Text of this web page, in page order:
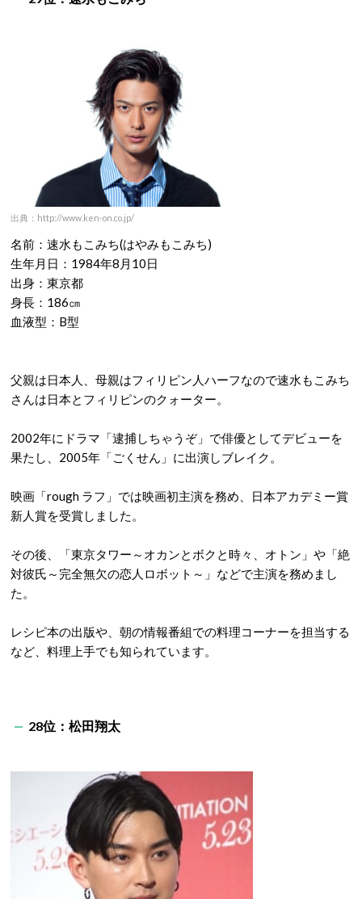
出典：http://www.ken-on.co.jp/
名前：速水もこみち(はやみもこみち)
生年月日：1984年8月10日
出身：東京都
身長：186㎝
血液型：B型
父親は日本人、母親はフィリピン人ハーフなので速水もこみち
さんは日本とフィリピンのクォーター。
2002年にドラマ「逮捕しちゃうぞ」で俳優としてデビューを
果たし、2005年「ごくせん」に出演しブレイク。
映画「rough ラフ」では映画初主演を務め、日本アカデミー賞
新人賞を受賞しました。
その後、「東京タワー～オカンとボクと時々、オトン」や「絶
対彼氏～完全無欠の恋人ロボット～」などで主演を務めまし
た。
レシピ本の出版や、朝の情報番組での料理コーナーを担当する
など、料理上手でも知られています。
28位：松田翔太